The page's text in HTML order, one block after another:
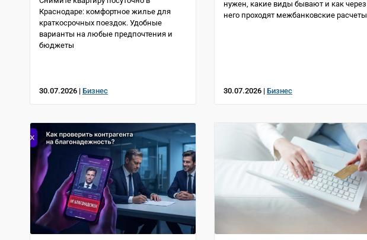
Краснодаре: комфортное жилье для
краткосрочных поездок. Удобные
варианты на любые предпочтения и
бюджеты
30.07.2026 | Бизнес
нужен, какие виды бывают и как через
него проходят межбанковские расчеты
30.07.2026 | Бизнес